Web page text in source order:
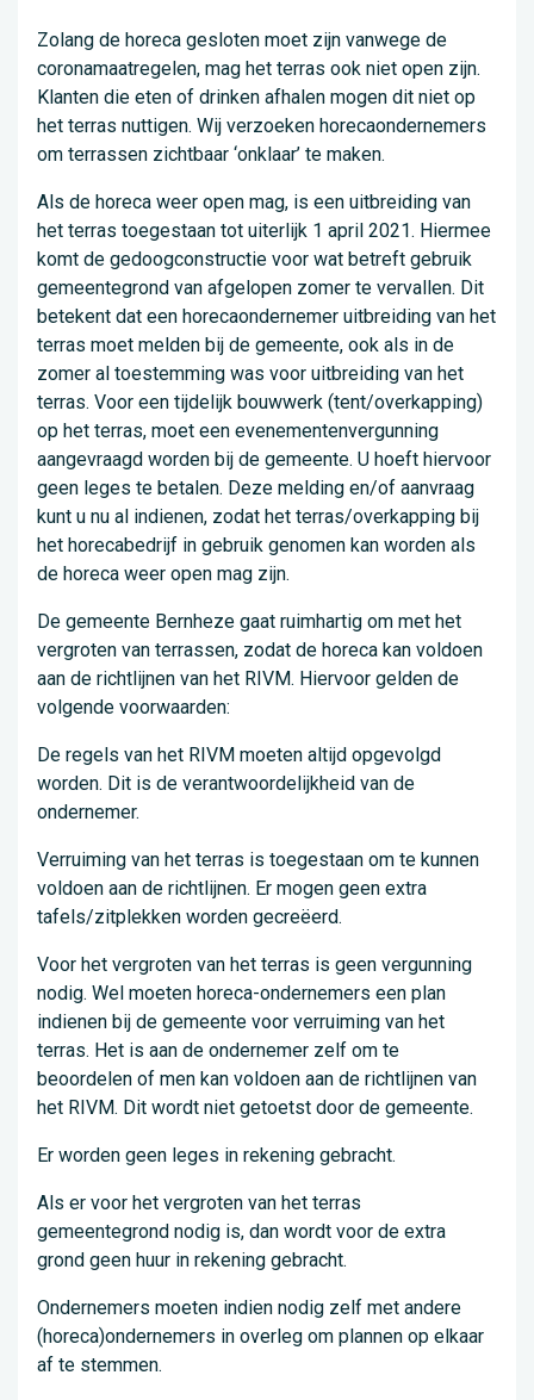
Zolang de horeca gesloten moet zijn vanwege de
coronamaatregelen, mag het terras ook niet open zijn.
Klanten die eten of drinken afhalen mogen dit niet op
het terras nuttigen. Wij verzoeken horecaondernemers
om terrassen zichtbaar ‘onklaar’ te maken.
Als de horeca weer open mag, is een uitbreiding van
het terras toegestaan tot uiterlijk 1 april 2021. Hiermee
komt de gedoogconstructie voor wat betreft gebruik
gemeentegrond van afgelopen zomer te vervallen. Dit
betekent dat een horecaondernemer uitbreiding van het
terras moet melden bij de gemeente, ook als in de
zomer al toestemming was voor uitbreiding van het
terras. Voor een tijdelijk bouwwerk (tent/overkapping)
op het terras, moet een evenementenvergunning
aangevraagd worden bij de gemeente. U hoeft hiervoor
geen leges te betalen. Deze melding en/of aanvraag
kunt u nu al indienen, zodat het terras/overkapping bij
het horecabedrijf in gebruik genomen kan worden als
de horeca weer open mag zijn.
De gemeente Bernheze gaat ruimhartig om met het
vergroten van terrassen, zodat de horeca kan voldoen
aan de richtlijnen van het RIVM. Hiervoor gelden de
volgende voorwaarden:
De regels van het RIVM moeten altijd opgevolgd
worden. Dit is de verantwoordelijkheid van de
ondernemer.
Verruiming van het terras is toegestaan om te kunnen
voldoen aan de richtlijnen. Er mogen geen extra
tafels/zitplekken worden gecreëerd.
Voor het vergroten van het terras is geen vergunning
nodig. Wel moeten horeca-ondernemers een plan
indienen bij de gemeente voor verruiming van het
terras. Het is aan de ondernemer zelf om te
beoordelen of men kan voldoen aan de richtlijnen van
het RIVM. Dit wordt niet getoetst door de gemeente.
Er worden geen leges in rekening gebracht.
Als er voor het vergroten van het terras
gemeentegrond nodig is, dan wordt voor de extra
grond geen huur in rekening gebracht.
Ondernemers moeten indien nodig zelf met andere
(horeca)ondernemers in overleg om plannen op elkaar
af te stemmen.